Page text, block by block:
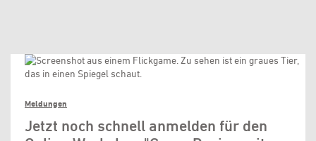
Meldungen
Jetzt noch schnell anmelden für den